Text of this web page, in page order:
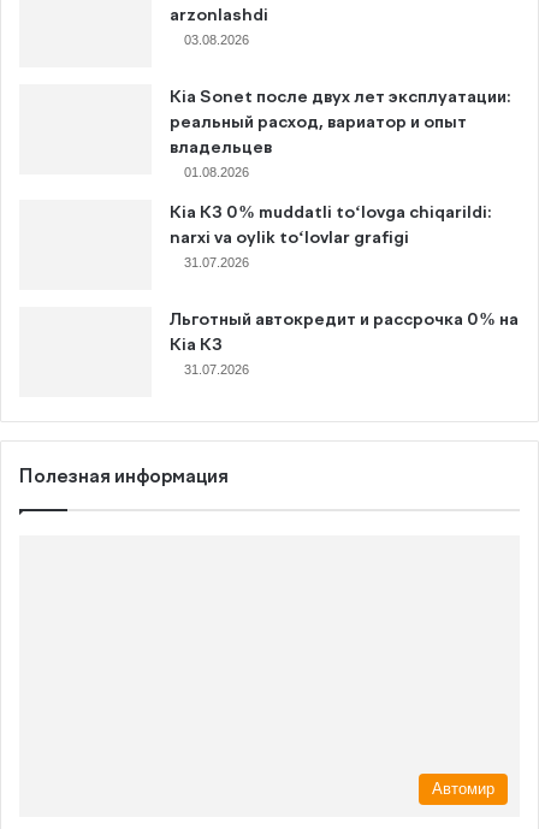
arzonlashdi
03.08.2026
Kia Sonet после двух лет эксплуатации:
реальный расход, вариатор и опыт
владельцев
01.08.2026
Kia K3 0% muddatli to‘lovga chiqarildi:
narxi va oylik to‘lovlar grafigi
31.07.2026
Льготный автокредит и рассрочка 0% на
Kia K3
31.07.2026
Полезная информация
Автомир